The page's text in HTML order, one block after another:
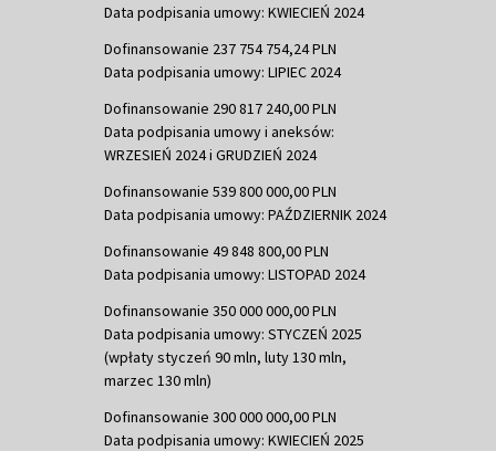
Data podpisania umowy: KWIECIEŃ 2024
Dofinansowanie 237 754 754,24 PLN
Data podpisania umowy: LIPIEC 2024
Dofinansowanie 290 817 240,00 PLN
Data podpisania umowy i aneksów:
WRZESIEŃ 2024 i GRUDZIEŃ 2024
Dofinansowanie 539 800 000,00 PLN
Data podpisania umowy: PAŹDZIERNIK 2024
Dofinansowanie 49 848 800,00 PLN
Data podpisania umowy: LISTOPAD 2024
Dofinansowanie 350 000 000,00 PLN
Data podpisania umowy: STYCZEŃ 2025
(wpłaty styczeń 90 mln, luty 130 mln,
marzec 130 mln)
Dofinansowanie 300 000 000,00 PLN
Data podpisania umowy: KWIECIEŃ 2025